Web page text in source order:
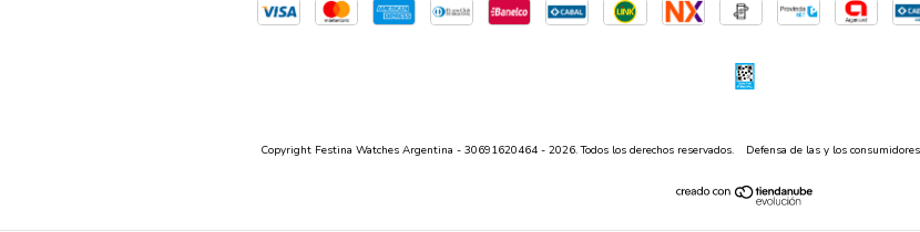
Copyright Festina Watches Argentina - 30691620464 - 2026. Todos los derechos reservados. Defensa de las y los